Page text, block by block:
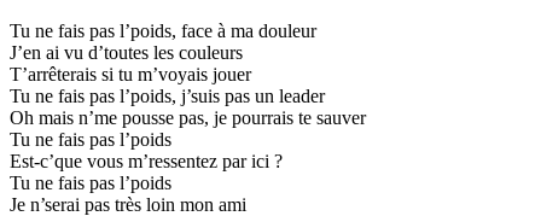
Tu ne fais pas l’poids, face à ma douleur
J’en ai vu d’toutes les couleurs
T’arrêterais si tu m’voyais jouer
Tu ne fais pas l’poids, j’suis pas un leader
Oh mais n’me pousse pas, je pourrais te sauver
Tu ne fais pas l’poids
Est-c’que vous m’ressentez par ici ?
Tu ne fais pas l’poids
Je n’serai pas très loin mon ami